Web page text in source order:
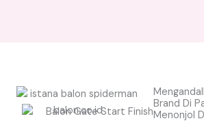
Brand Di
Menonjol